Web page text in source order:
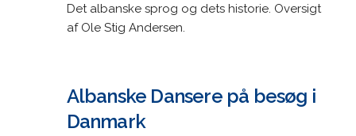
Det albanske sprog og dets historie. Oversigt
af Ole Stig Andersen.
Albanske Dansere på besøg i
Danmark